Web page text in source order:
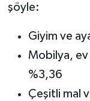
şöyle:
Giyim ve
Mobilya, ev
%3,36
Çeşitli mal